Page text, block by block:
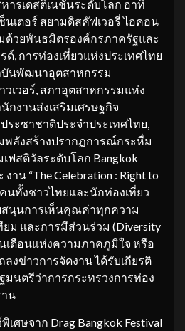
ารเดสติเนชั่นระดับโลก อาทิ
นเตอร์ สยามดิสคัฟเวอรี่ ไอคอน
ด้วยพันธมิตรองค์กรภาครัฐและ
ด์, การท่องเที่ยวแห่งประเทศไทย
บันพัฒนาอุตสาหกรรม
เวอร์, สภาอุตสาหกรรมแห่ง
กงานส่งเสริมเศรษฐกิจ
ระชาชาติประจำประเทศไทย,
พลังสร้างปรากฏการณ์กระหื่ม
ฟสติวัลระดับโลก Bangkok
งาน “The Celebration : Right to
คนทั้งชาวไทยและนักท่องเที่ยว
นุนการเห็นคุณค่าทุกความ
ม และการมีส่วนร่วม (Diversity
ในเดือนแห่งความภาคภูมิใจ หรือ
ลงข่าวการจัดงาน ได้รับเกียรติ
มนตรีว่าการกระทรวงการท่อง
าน
ศษจาก Drag Bangkok Festival